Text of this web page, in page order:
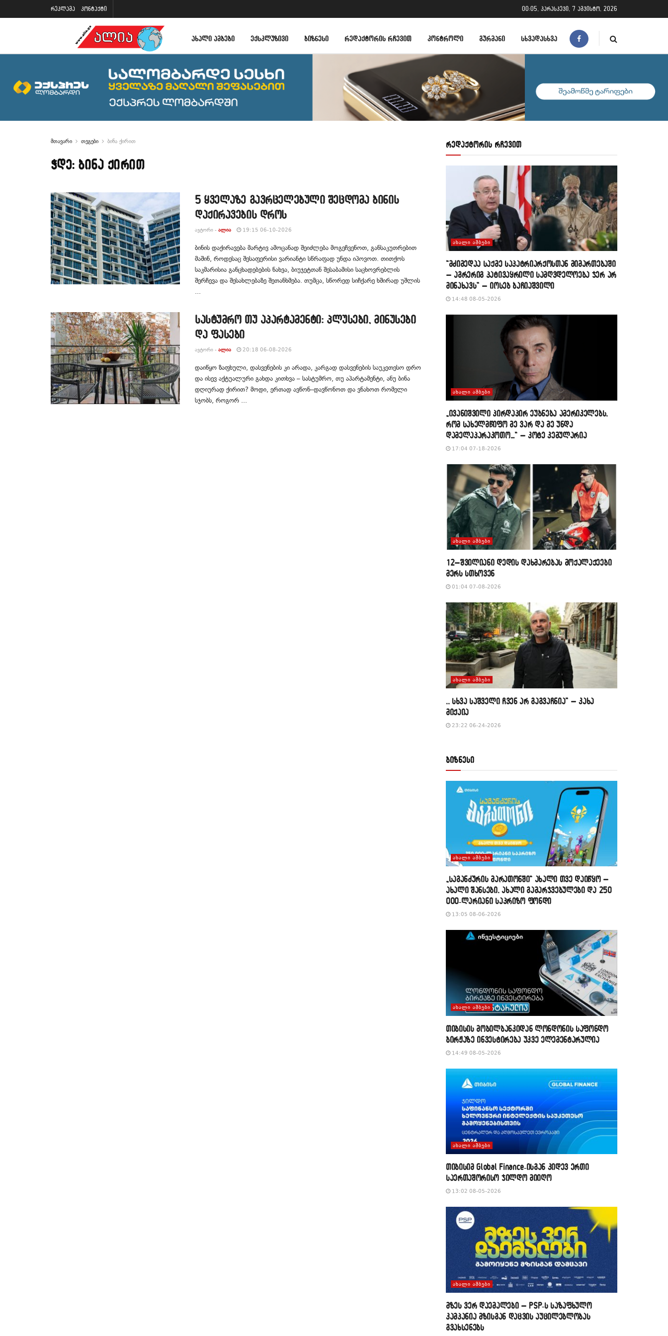
რეკლამა კონტაქტი 00:05, პარასკევი, 7 აგვისტო, 2026
ᲐᲮᲐᲚᲘ ᲐᲛᲑᲔᲑᲘ ᲔᲥᲡᲙᲚᲣᲖᲘᲕᲘ ᲑᲘᲖᲜᲔᲡᲘ ᲠᲔᲓᲐᲥᲢᲝᲠᲘᲡ ᲠᲩᲔᲕᲘᲗ ᲙᲝᲜᲢᲠᲝᲚᲘ ᲒᲣᲠᲛᲐᲜᲘ ᲡᲮᲕᲐᲓᲐᲡᲮᲕᲐ
მთავარი თეგები ბინა ქირით
ჭდე: ბინა ქირით
5 ყველაზე გავრცელებული შეცდომა ბინის
დაქირავების დროს
ᲐᲕᲢᲝᲠᲘ - ᲐᲚᲘᲐ 19:15 06-10-2026
ბინის დაქირავება მარტივ ამოცანად შეიძლება მოგეჩვენოთ, განსაკუთრებით
მაშინ, როდესაც შესაფერისი ვარიანტი სწრაფად უნდა იპოვოთ. თითქოს
საკმარისია განცხადებების ნახვა, ბიუჯეტთან შესაბამისი საცხოვრებლის
შერჩევა და შესახლებაზე შეთანხმება. თუმცა, სწორედ სიჩქარე ხშირად უშლის
სასტუმრო თუ აპარტამენტი: პლუსები, მინუსები
და ფასები
ᲐᲕᲢᲝᲠᲘ - ᲐᲚᲘᲐ 20:18 06-08-2026
დაიწყო ზაფხული, დასვენების კი არადა, კარგად დასვენების საუკეთესო დრო
და ისევ აქტუალური გახდა კითხვა – სასტუმრო, თუ აპარტამენტი, ანუ ბინა
დღიურად ქირით? მოდი, ერთად ავწონ–დავწონოთ და ვნახოთ რომელი
სჯობს, როგორ ...
რედაქტორის რჩევით
ᲐᲮᲐᲚᲘ ᲐᲛᲑᲔᲑᲘ
“მძიმედაა საქმე საპატრიარქოსთან მიმართებაში
– აგრერიგ პატივაყრილი სამღვდელოება ჯერ არ
მინახავს” – იოსებ ბაჩიაშვილი
14:48 08-05-2026
ᲐᲮᲐᲚᲘ ᲐᲛᲑᲔᲑᲘ
„ივანიშვილი პირდაპირ ეუბნება ამერიკელებს,
რომ სახელმწიფო მე ვარ და მე უნდა
დამელაპარაკოთო…“ – კოტე კემულარია
17:04 07-18-2026
ᲐᲮᲐᲚᲘ ᲐᲛᲑᲔᲑᲘ
12–შვილიანი დედის დახმარებას მოქალაქეები
მერს სთხოვენ
01:04 07-08-2026
ᲐᲮᲐᲚᲘ ᲐᲛᲑᲔᲑᲘ
,, სხვა საშველი ჩვენ არ გაგვაჩნია” – კახა
მიქაია
23:22 06-24-2026
ბიზნესი
ᲐᲮᲐᲚᲘ ᲐᲛᲑᲔᲑᲘ
„საგანძურის მარათონში“ ახალი თვე დაიწყო –
ახალი შანსები, ახალი გამარჯვებულები და 250
000-ლარიანი საპრიზო ფონდი
13:05 08-06-2026
ᲐᲮᲐᲚᲘ ᲐᲛᲑᲔᲑᲘ
თიბისის მობილბანკიდან ლონდონის საფონდო
ბირჟაზე ინვესტირება უკვე ელემენტარულია
14:49 08-05-2026
ᲐᲮᲐᲚᲘ ᲐᲛᲑᲔᲑᲘ
თიბისიმ Global Finance-ისგან კიდევ ერთი
საერთაშორისო ჯილდო მიიღო
13:02 08-05-2026
ᲐᲮᲐᲚᲘ ᲐᲛᲑᲔᲑᲘ
მზეს ვერ დაემალები – PSP-ს საზაფხულო
კამპანია მზისგან დაცვის აუცილებლობას
გვახსენებს